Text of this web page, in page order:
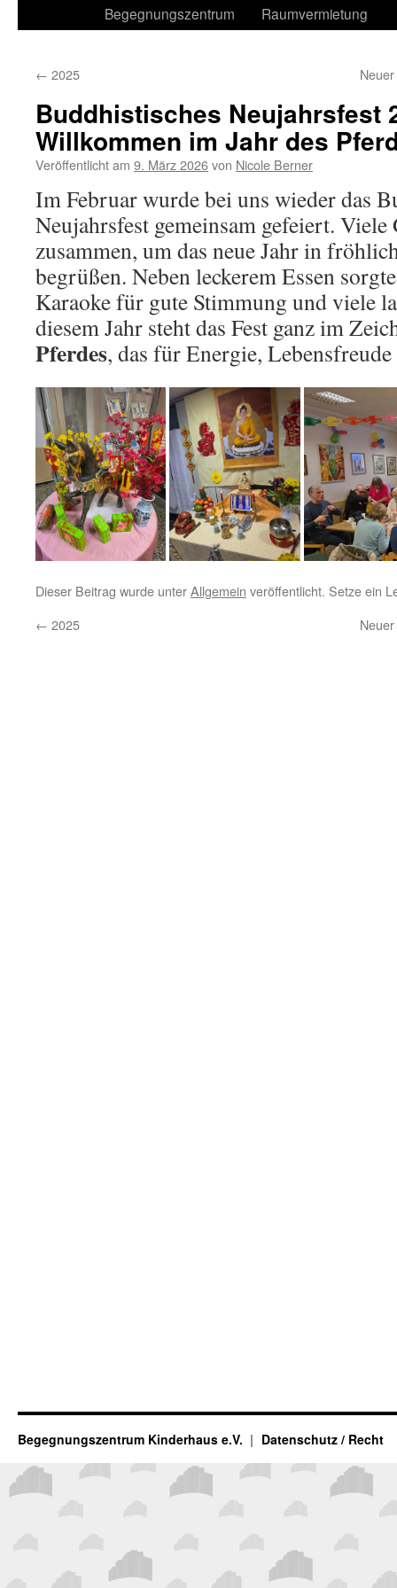
Begegnungszentrum
Raumvermietung
← 2025
Buddhistisches Neujahrsfest
Willkommen im Jahr des
Veröffentlicht am 9. März 2026von Nicole Berner
Im Februar wurde bei uns wieder das
Neujahrsfest gemeinsam gefeiert. Viele
zusammen, um das neue Jahr in
begrüßen. Neben leckerem Essen
Karaoke für gute Stimmung und viele
diesem Jahr steht das Fest ganz im
Pferdes, das für Energie,
Dieser Beitrag wurde unterAllgemein veröffentlicht. Setze ein
← 2025
Begegnungszentrum Kinderhaus e.V. Datenschutz / Recht